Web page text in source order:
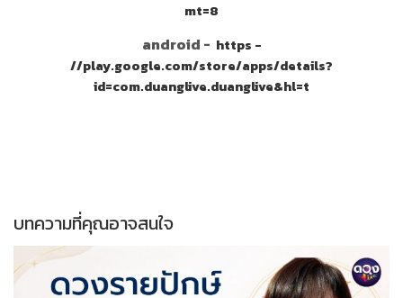
mt=8
android - https -
//play.google.com/store/apps/details?
id=com.duanglive.duanglive&hl=t
บทความที่คุณอาจสนใจ